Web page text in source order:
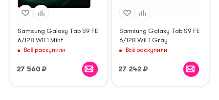
Samsung Galaxy Tab S9 FE
6/128 WiFi Mint
Всё раскупили
27 560 ₽
Samsung Galaxy Tab S9 FE
6/128 WiFi Gray
Всё раскупили
27 242 ₽